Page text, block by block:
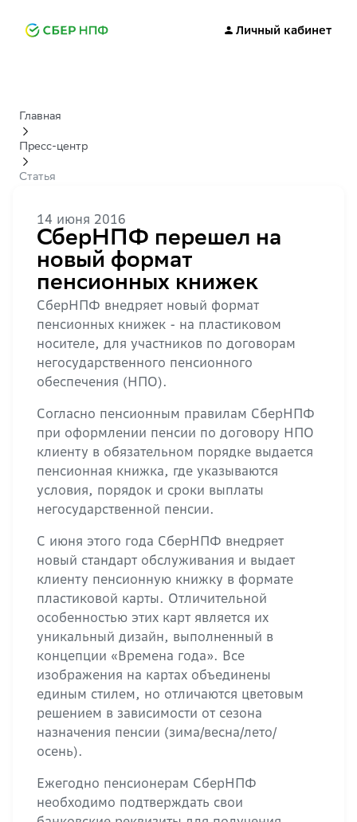
Личный кабинет
Главная
Пресс-центр
Статья
14 июня 2016
СберНПФ перешел на
новый формат
пенсионных книжек
СберНПФ внедряет новый формат
пенсионных книжек - на пластиковом
носителе, для участников по договорам
негосударственного пенсионного
обеспечения (НПО).
Согласно пенсионным правилам СберНПФ
при оформлении пенсии по договору НПО
клиенту в обязательном порядке выдается
пенсионная книжка, где указываются
условия, порядок и сроки выплаты
негосударственной пенсии.
С июня этого года СберНПФ внедряет
новый стандарт обслуживания и выдает
клиенту пенсионную книжку в формате
пластиковой карты. Отличительной
особенностью этих карт является их
уникальный дизайн, выполненный в
концепции «Времена года». Все
изображения на картах объединены
единым стилем, но отличаются цветовым
решением в зависимости от сезона
назначения пенсии (зима/весна/лето/
осень).
Ежегодно пенсионерам СберНПФ
необходимо подтверждать свои